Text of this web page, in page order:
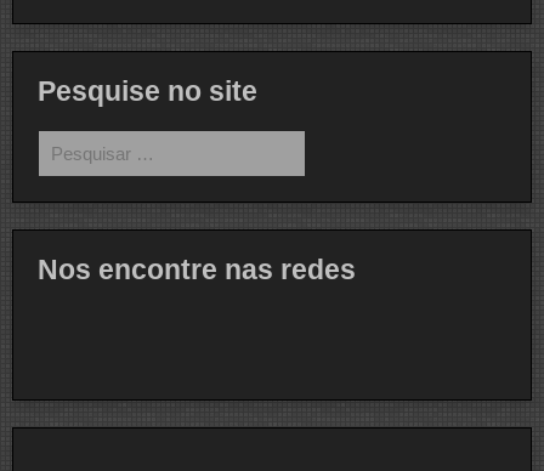
Pesquise no site
por:
Nos encontre nas redes